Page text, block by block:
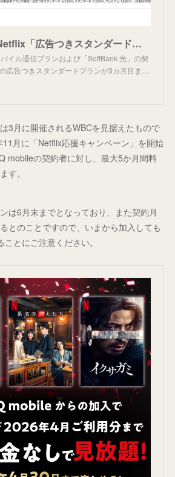
ソフトバンク、Netflix「広告つきスタンダード」3カ月間無料に 2月2日～3月31日
イル通信プランおよび「SoftBank 光」の契
広告つきスタンダードプランが3カ月目ま…
3月に開催されるWBCを見据えたもので
月に「Netflix応援キャンペーン」を開始
mobileの契約者に対し、最大5か月間料
す。
は6月末までとなっており、また契約月
とのことですので、いまから加入しても
とにご注意ください。